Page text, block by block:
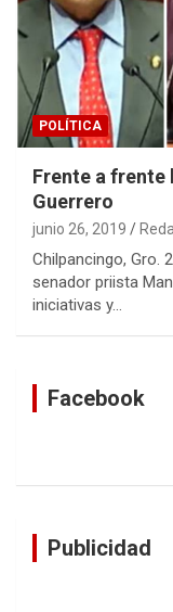
POLÍTICA
Frente a frente
Guerrero
junio 26, 2019
Chilpancingo, Gro.
senador priista
iniciativas y…
Facebook
Publicidad